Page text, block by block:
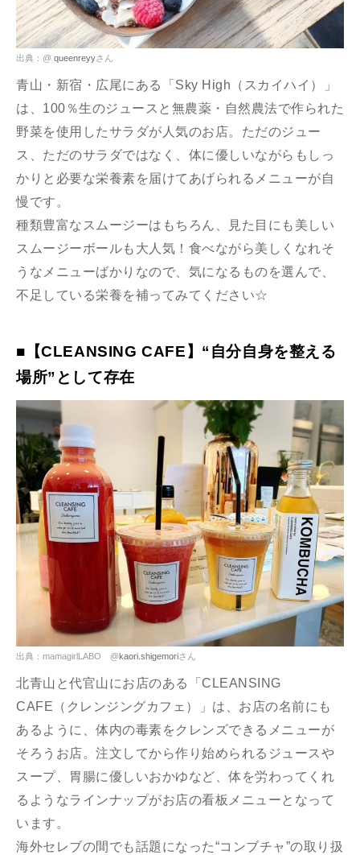
出典：@ queenreyyさん
青山・新宿・広尾にある「Sky High（スカイハイ）」
は、100％生のジュースと無農薬・自然農法で作られた
野菜を使用したサラダが人気のお店。ただのジュー
ス、ただのサラダではなく、体に優しいながらもしっ
かりと必要な栄養素を届けてあげられるメニューが自
慢です。
種類豊富なスムージーはもちろん、見た目にも美しい
スムージーボールも大人気！食べながら美しくなれそ
うなメニューばかりなので、気になるものを選んで、
不足している栄養を補ってみてください☆
■【CLEANSING CAFE】“自分自身を整える
場所”として存在
出典：mamagirlLABO @kaori.shigemoriさん
北青山と代官山にお店のある「CLEANSING
CAFE（クレンジングカフェ）」は、お店の名前にも
あるように、体内の毒素をクレンズできるメニューが
そろうお店。注文してから作り始められるジュースや
スープ、胃腸に優しいおかゆなど、体を労わってくれ
るようなラインナップがお店の看板メニューとなって
います。
海外セレブの間でも話題になった“コンブチャ”の取り扱